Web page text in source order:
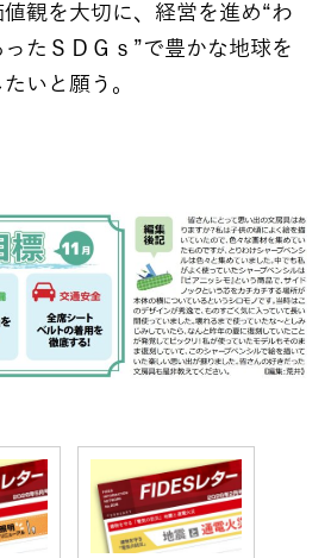
観を大切に、経営を進め“わ
たＳＤＧｓ”で豊かな地球を
いと願う。